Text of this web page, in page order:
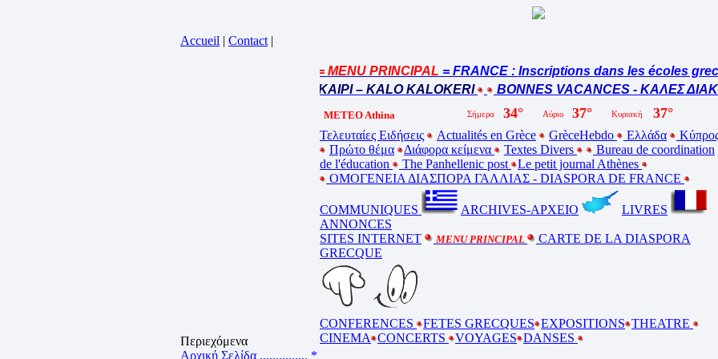
Accueil | Contact |
Περιεχόμενα
Αρχική Σελίδα ............... *
= MENU PRINCIPAL= FRANCE : Inscriptions dans les écoles
BEL ETE – ΚΑΛΟ ΚΑΛΟΚΑΙΡΙ – KALO KALOKERI
BONNES VACANCES - ΚΑΛΕΣ
METEO Athina
Τελευταίες Ειδήσεις Actualités en Grèce GrèceHebdo Ελλάδα
Πρώτο θέμα
Διάφορα κείμενα Textes Divers
Bureau de coordination
de l'éducation
The Panhellenic post
Le petit journal Athènes
ΟΜΟΓΕΝΕΙΑ ΔΙΑΣΠΟΡΑ ΓΑΛΛΙΑΣ - DIASPORA DE FRANCE
COMMUNIQUES ARCHIVES-ΑΡΧΕΙΟ
LIVRES
ANNONCES
SITES INTERNET
MENU PRINCIPAL
CARTE DE LA DIASPORA
GRECQUE
CONFERENCES FETES GRECQUES EXPOSITIONS THEATRE
CINEMA CONCERTS VOYAGES DANSES